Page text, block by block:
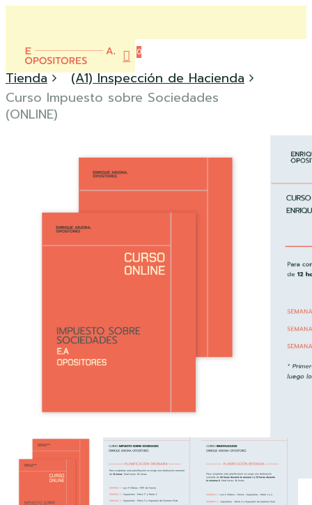
main
content
account
0
Menu
Tienda
(A1) Inspección de Hacienda
Curso Impuesto sobre Sociedades
(ONLINE)
Close